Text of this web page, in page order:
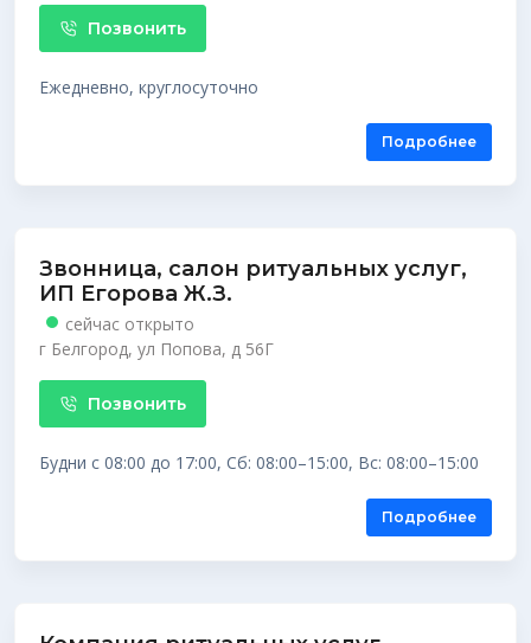
Позвонить
Ежедневно, круглосуточно
Подробнее
Звонница, салон ритуальных услуг,
ИП Егорова Ж.З.
сейчас открыто
г Белгород, ул Попова, д 56Г
Позвонить
Будни с 08:00 до 17:00, Сб: 08:00–15:00, Вс: 08:00–15:00
Подробнее